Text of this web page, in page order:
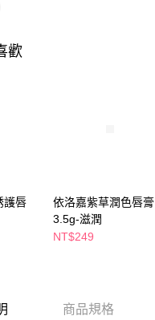
等多元方式進行付款，方視為交易
。
#terms3
者請事先徵得法定代理人或監護人
」，若未經同意申辦者引起之損失
先享後付」時，將依據個別帳號之
公司將有權停止該用戶之使用額度
NT$790(含以上)免運費
歡
護唇
依洛嘉紫草潤色唇膏
3.5g-滋潤
NT$249
商品規格